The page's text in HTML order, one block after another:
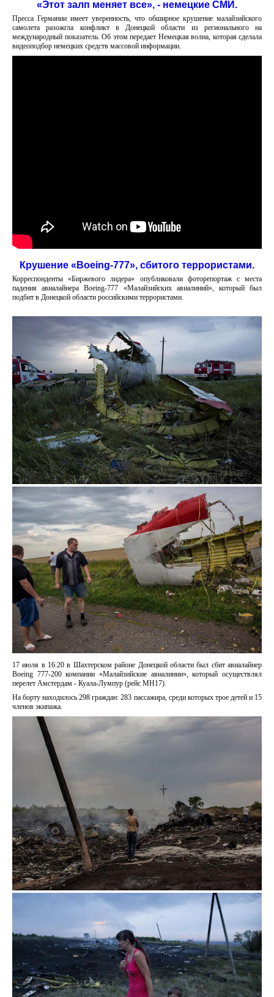
«Этот залп меняет все», - немецкие СМИ.
Пресса Германии имеет уверенность, что обширное крушение малайзийского
самолета разожгла конфликт в Донецкой области из регионального на
международный показатель. Об этом передает Немецкая волна, которая сделала
видеоподбор немецких средств массовой информации.
Крушение «Boeing-777», сбитого террористами.
Корреспонденты «Биржевого лидера» опубликовали фоторепортаж с места
падения авиалайнера Boeing-777 «Малайзийских авиалиний», который был
подбит в Донецкой области российскими террористами.
17 июля в 16:20 в Шахтерском районе Донецкой области был сбит авиалайнер
Boeing 777-200 компании «Малайзийские авиалинии», который осуществлял
перелет Амстердам - Куала-Лумпур (рейс MH17).
На борту находилось 298 граждан: 283 пассажира, среди которых трое детей и 15
членов экипажа.